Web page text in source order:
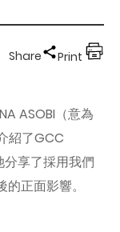
Share Print
ASOBI（意為
紹了GCC
分享了採用我們
正面影響。